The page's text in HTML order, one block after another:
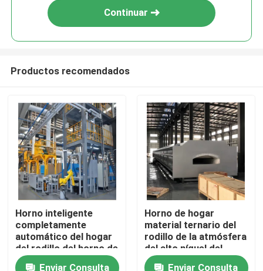
Hogar
Productos
Sobre nosotros
Continuar
Productos recomendados
Horno inteligente
completamente
automático del hogar
del rodillo del horno de
sinterización para los
Enviar Consulta
Horno de hogar
material ternario del
rodillo de la atmósfera
del alto níquel del
ánodo y del cátodo de
Enviar Consulta